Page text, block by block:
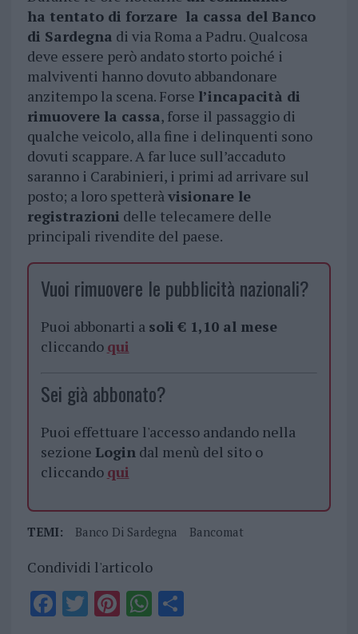
ha tentato di forzare la cassa del Banco
di Sardegna di via Roma a Padru. Qualcosa
deve essere però andato storto poiché i
malviventi hanno dovuto abbandonare
anzitempo la scena. Forse l’incapacità di
rimuovere la cassa, forse il passaggio di
qualche veicolo, alla fine i delinquenti sono
dovuti scappare. A far luce sull’accaduto
saranno i Carabinieri, i primi ad arrivare sul
posto; a loro spetteràvisionare le
registrazioni delle telecamere delle
principali rivendite del paese.
Vuoi rimuovere le pubblicità nazionali?
Puoi abbonarti a soli € 1,10 al mese
cliccando qui
Sei già abbonato?
Puoi effettuare l'accesso andando nella
sezione Logindal menù del sito o
cliccando qui
TEMI: Banco Di Sardegna Bancomat
Condividi l'articolo
F T PiWS